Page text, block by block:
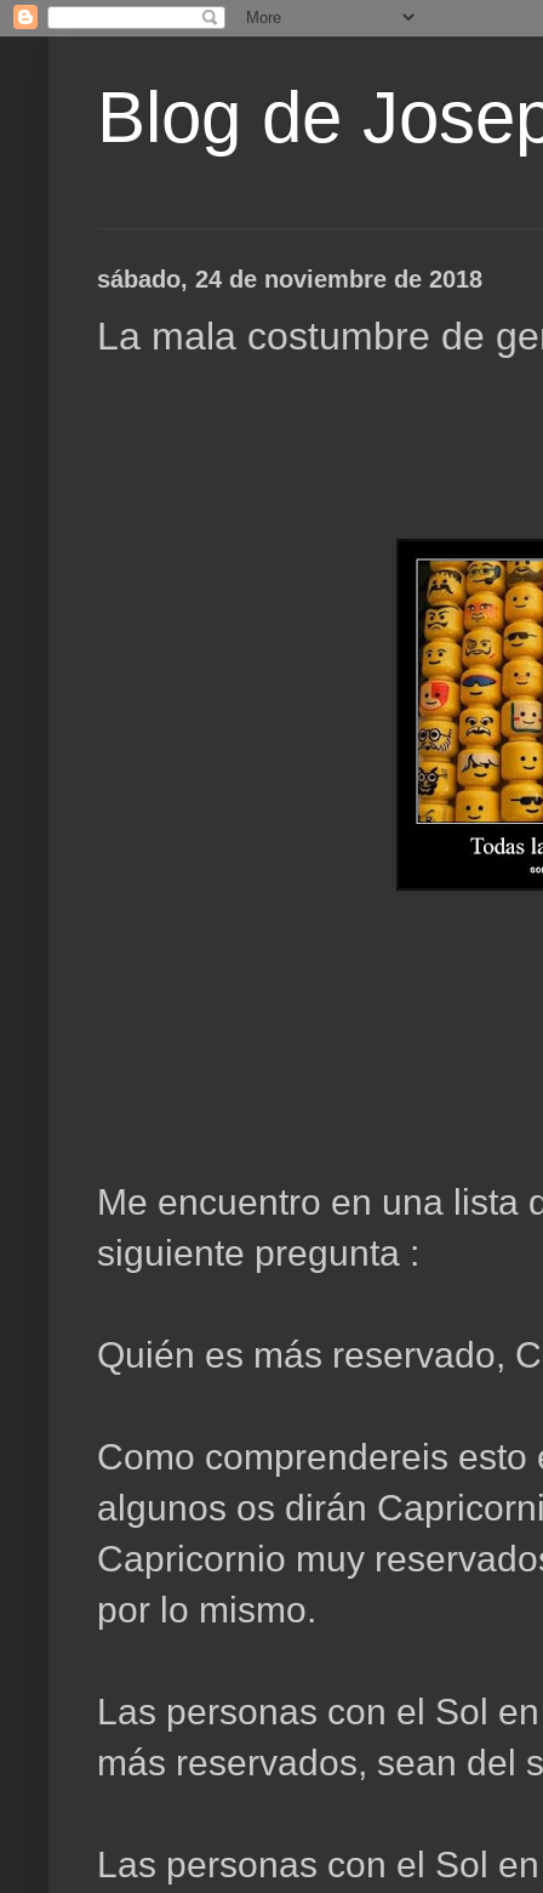
Blog de
sábado, 24 de noviembre de 2018
La mala costumbre de
Me encuentro en una lista
siguiente pregunta :
Quién es más reservado,
Como comprendereis
algunos os dirán
Capricornio muy
por lo mismo.
Las personas con el Sol
más reservados, sean del
Las personas con el Sol